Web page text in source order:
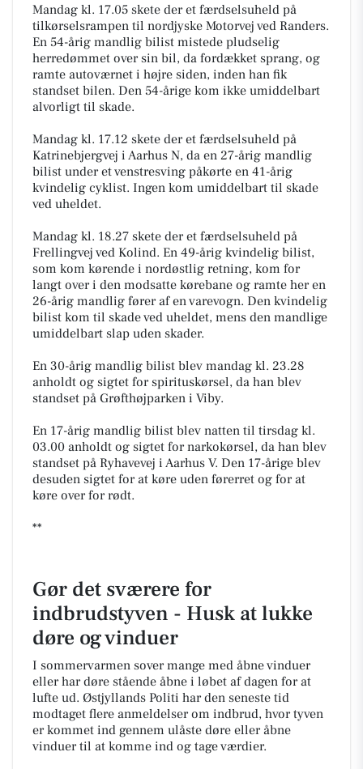
Mandag kl. 17.05 skete der et færdselsuheld på
tilkørselsrampen til nordjyske Motorvej ved Randers.
En 54-årig mandlig bilist mistede pludselig
herredømmet over sin bil, da fordækket sprang, og
ramte autoværnet i højre siden, inden han fik
standset bilen. Den 54-årige kom ikke umiddelbart
alvorligt til skade.
Mandag kl. 17.12 skete der et færdselsuheld på
Katrinebjergvej i Aarhus N, da en 27-årig mandlig
bilist under et venstresving påkørte en 41-årig
kvindelig cyklist. Ingen kom umiddelbart til skade
ved uheldet.
Mandag kl. 18.27 skete der et færdselsuheld på
Frellingvej ved Kolind. En 49-årig kvindelig bilist,
som kom kørende i nordøstlig retning, kom for
langt over i den modsatte kørebane og ramte her en
26-årig mandlig fører af en varevogn. Den kvindelig
bilist kom til skade ved uheldet, mens den mandlige
umiddelbart slap uden skader.
En 30-årig mandlig bilist blev mandag kl. 23.28
anholdt og sigtet for spirituskørsel, da han blev
standset på Grøfthøjparken i Viby.
En 17-årig mandlig bilist blev natten til tirsdag kl.
03.00 anholdt og sigtet for narkokørsel, da han blev
standset på Ryhavevej i Aarhus V. Den 17-årige blev
desuden sigtet for at køre uden førerret og for at
køre over for rødt.
**
Gør det sværere for
indbrudstyven - Husk at lukke
døre og vinduer
I sommervarmen sover mange med åbne vinduer
eller har døre stående åbne i løbet af dagen for at
lufte ud. Østjyllands Politi har den seneste tid
modtaget flere anmeldelser om indbrud, hvor tyven
er kommet ind gennem ulåste døre eller åbne
vinduer til at komme ind og tage værdier.